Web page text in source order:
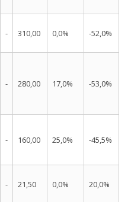
- 310,00 0,0% -52,0%
- 280,00 17,0% -53,0%
- 160,00 25,0% -45,5%
- 21,50 0,0% 20,0%